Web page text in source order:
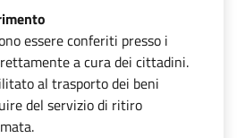
essere conferiti presso i
a cura dei cittadini.
al trasporto dei beni
del servizio di ritiro